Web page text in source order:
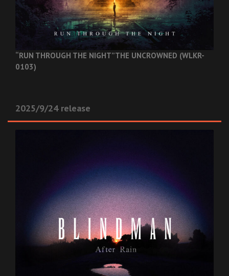
“RUN THROUGH THE NIGHT”THE UNCROWNED (WLKR-
0103)
2025/9/24 release